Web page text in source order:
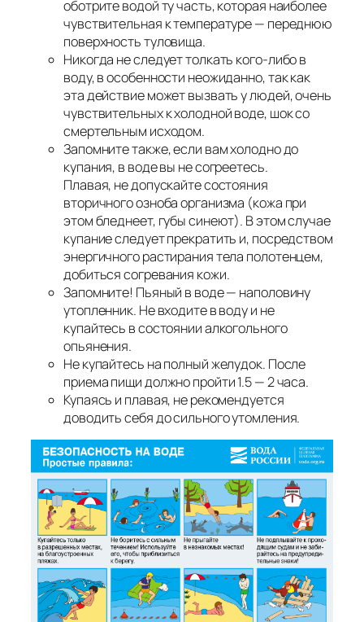
оботрите водой ту часть, которая наиболее
чувствительная к температуре — переднюю
поверхность туловища.
Никогда не следует толкать кого-либо в
воду, в особенности неожиданно, так как
эта действие может вызвать у людей, очень
чувствительных к холодной воде, шок со
смертельным исходом.
Запомните также, если вам холодно до
купания, в воде вы не согреетесь.
Плавая, не допускайте состояния
вторичного озноба организма (кожа при
этом бледнеет, губы синеют). В этом случае
купание следует прекратить и, посредством
энергичного растирания тела полотенцем,
добиться согревания кожи.
Запомните! Пьяный в воде — наполовину
утопленник. Не входите в воду и не
купайтесь в состоянии алкогольного
опьянения.
Не купайтесь на полный желудок. После
приема пищи должно пройти 1.5 — 2 часа.
Купаясь и плавая, не рекомендуется
доводить себя до сильного утомления.